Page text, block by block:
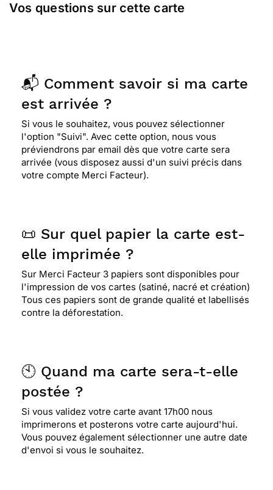
Vos questions sur cette carte
📬 Comment savoir si ma carte
est arrivée ?
Si vous le souhaitez, vous pouvez sélectionner
l'option "Suivi". Avec cette option, nous vous
préviendrons par email dès que votre carte sera
arrivée (vous disposez aussi d'un suivi précis dans
votre compte Merci Facteur).
📜 Sur quel papier la carte est-
elle imprimée ?
Sur Merci Facteur 3 papiers sont disponibles pour
l'impression de vos cartes (satiné, nacré et création)
Tous ces papiers sont de grande qualité et labellisés
contre la déforestation.
🕙 Quand ma carte sera-t-elle
postée ?
Si vous validez votre carte avant 17h00 nous
imprimerons et posterons votre carte aujourd'hui.
Vous pouvez également sélectionner une autre date
d'envoi si vous le souhaitez.